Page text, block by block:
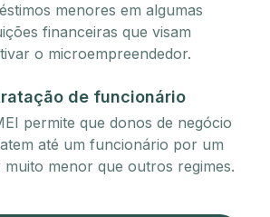
menores em algumas
financeiras que visam
o microempreendedor.
de funcionário
permite que donos de negócio
até um funcionário por um
muito menor que outros regimes.